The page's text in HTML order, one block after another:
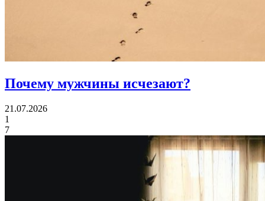
Почему мужчины исчезают?
21.07.2026
1
7